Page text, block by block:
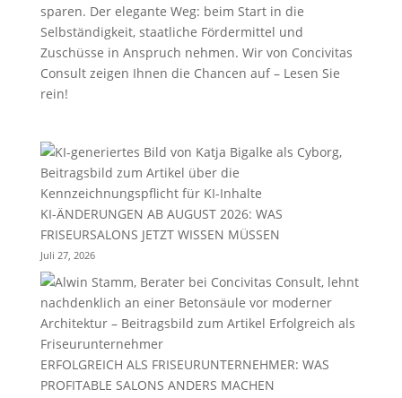
sparen. Der elegante Weg: beim Start in die
Selbständigkeit, staatliche Fördermittel und
Zuschüsse in Anspruch nehmen. Wir von Concivitas
Consult zeigen Ihnen die Chancen auf – Lesen Sie
rein!
KI-ÄNDERUNGEN AB AUGUST 2026: WAS
FRISEURSALONS JETZT WISSEN MÜSSEN
Juli 27, 2026
ERFOLGREICH ALS FRISEURUNTERNEHMER: WAS
PROFITABLE SALONS ANDERS MACHEN